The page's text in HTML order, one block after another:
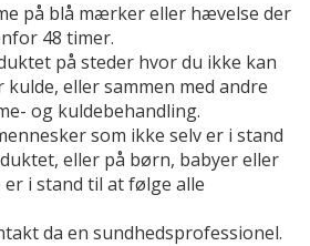
på blå mærker eller hævelse der
48 timer.
på steder hvor du ikke kan
eller sammen med andre
og kuldebehandling.
som ikke selv er i stand
eller på børn, babyer eller
i stand til at følge alle
da en sundhedsprofessionel.